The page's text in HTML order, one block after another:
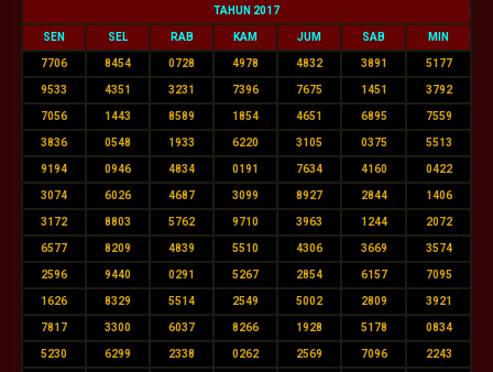
TAHUN 2017
SEN SEL RAB KAM JUM SAB MIN
7706 8454 0728 4978 4832 3891 5177
9533 4351 3231 7396 7675 1451 3792
7056 1443 8589 1854 4651 6895 7559
3836 0548 1933 6220 3105 0375 5513
9194 0946 4834 0191 7634 4160 0422
3074 6026 4687 3099 8927 2844 1406
3172 8803 5762 9710 3963 1244 2072
6577 8209 4839 5510 4306 3669 3574
2596 9440 0291 5267 2854 6157 7095
1626 8329 5514 2549 5002 2809 3921
7817 3300 6037 8266 1928 5178 0834
5230 6299 2338 0262 2569 7096 2243